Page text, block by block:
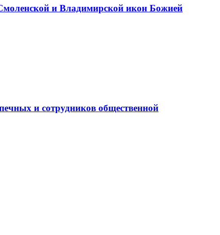
и Владимирской икон Божией
и сотрудников общественной